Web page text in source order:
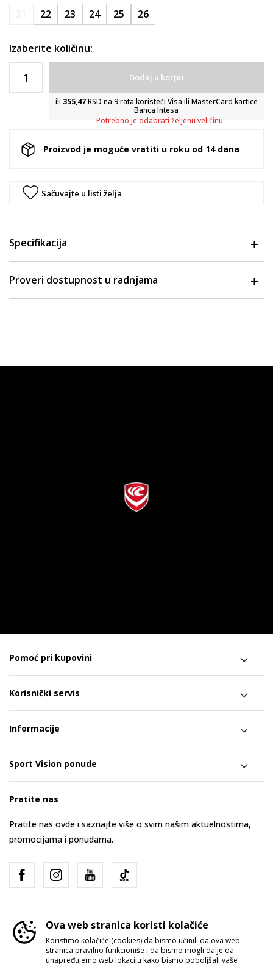
22 23 24 25 26
Izaberite količinu:
Dodaj u korpu
ili 355,47RSD na 9 rata koristeći Visa ili MasterCard kartice
Banca Intesa
Potrebno je odabrati željenu veličinu
Proizvod je moguće vratiti u roku od 14 dana
Sačuvajte u listi želja
Specifikacija
Proveri dostupnost u radnjama
Pomoć pri kupovini
Korisnički servis
Informacije
Sport Vision ponude
Pratite nas
Pratite nas ovde i saznajte više o svim našim aktuelnostima,
promocijama i ponudama.
Srbija Promenite
Ova web stranica koristi kolačiće
Koristimo kolačiće (cookies) da bismo učinili da ova web
stranica pravilno funkcioniše i da bismo mogli dalje da
unapređujemo web lokaciju kako bismo poboljšali vaše